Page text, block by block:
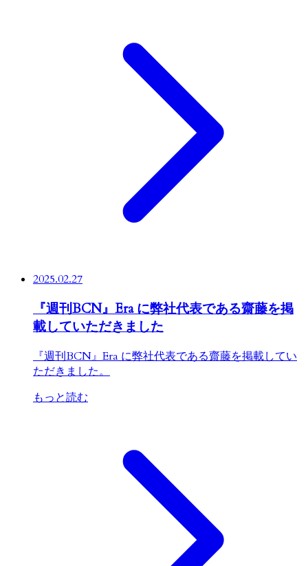
2025.02.27
『週刊BCN』Era に弊社代表である齋藤を掲
載していただきました
『週刊BCN』Era に弊社代表である齋藤を掲載してい
ただきました。
もっと読む